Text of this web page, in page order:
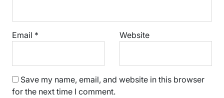
Email * Website
Save my name, email, and website in this browser
for the next time I comment.